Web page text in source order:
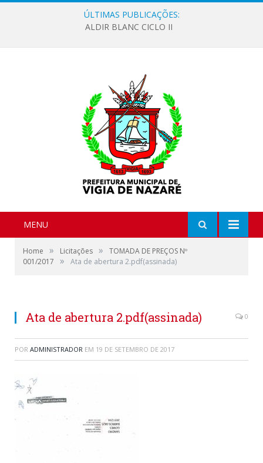
ÚLTIMAS PUBLICAÇÕES:
ALDIR BLANC CICLO II
MENU
Home » Licitações »
TOMADA DE PREÇOS Nº
001/2017
» Ata de abertura 2.pdf(assinada)
Ata de abertura 2.pdf(assinada) 0
POR ADMINISTRADOR EM 19 DE SETEMBRO DE 2017